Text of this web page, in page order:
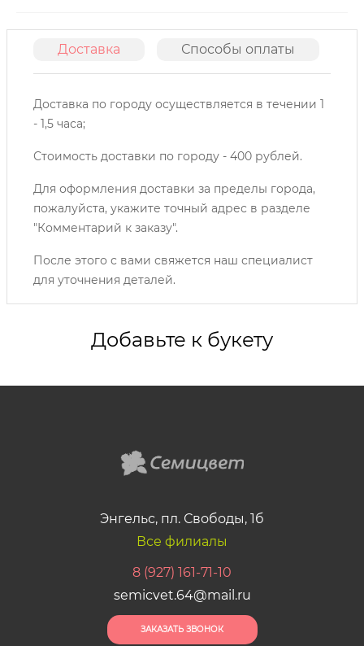
Доставка Способы оплаты
Доставка по городу осуществляется в течении 1
- 1,5 часа;
Стоимость доставки по городу - 400 рублей.
Для оформления доставки за пределы города,
пожалуйста, укажите точный адрес в разделе
"Комментарий к заказу".
После этого с вами свяжется наш специалист
для уточнения деталей.
Добавьте к букету
Энгельс, пл. Свободы, 1б
Все филиалы
8 (927) 161-71-10
semicvet.64@mail.ru
ЗАКАЗАТЬ ЗВОНОК